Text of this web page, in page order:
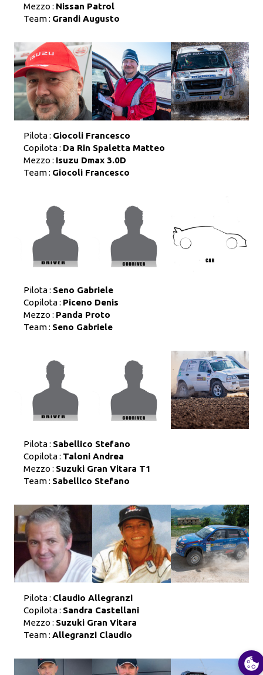
Mezzo : Nissan Patrol
Team : Grandi Augusto
Pilota : Giocoli Francesco
Copilota : Da Rin Spaletta Matteo
Mezzo : Isuzu Dmax 3.0D
Team : Giocoli Francesco
Pilota : Seno Gabriele
Copilota : Piceno Denis
Mezzo : Panda Proto
Team : Seno Gabriele
Pilota : Sabellico Stefano
Copilota : Taloni Andrea
Mezzo : Suzuki Gran Vitara T1
Team : Sabellico Stefano
Pilota : Claudio Allegranzi
Copilota : Sandra Castellani
Mezzo : Suzuki Gran Vitara
Team : Allegranzi Claudio